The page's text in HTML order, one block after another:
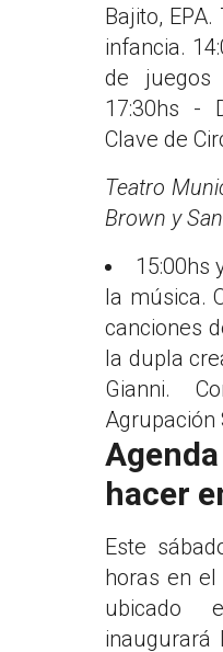
Bajito,
infancia.
de juegos
17:30hs -
Clave de
Teatro
Brown y
15:00hs
la música.
canciones
la dupla
Gianni.
Agrupación
hacer
Este
horas en el
ubicado
inaugurará